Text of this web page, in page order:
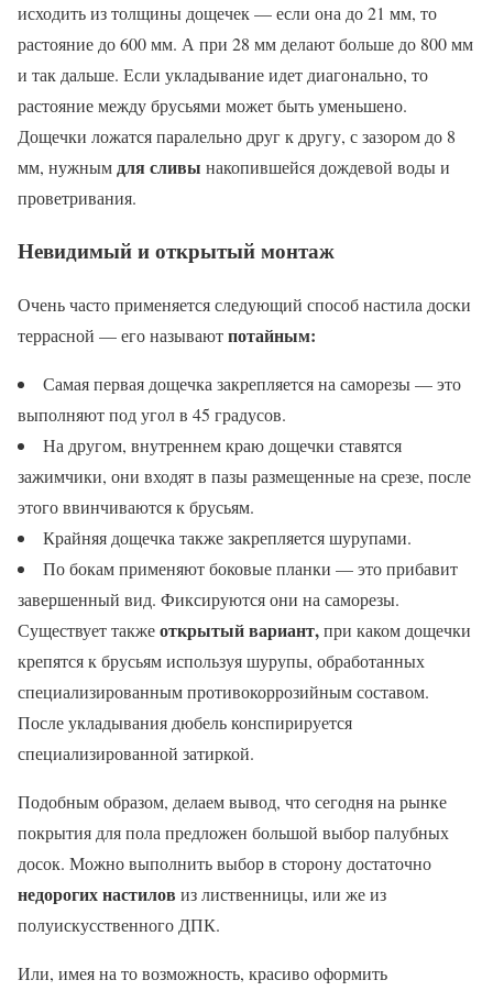
исходить из толщины дощечек — если она до 21 мм, то
растояние до 600 мм. А при 28 мм делают больше до 800 мм
и так дальше. Если укладывание идет диагонально, то
растояние между брусьями может быть уменьшено.
Дощечки ложатся паралельно друг к другу, с зазором до 8
мм, нужнымдля сливы накопившейся дождевой воды и
проветривания.
Невидимый и открытый монтаж
Очень часто применяется следующий способ настила доски
террасной — его называютпотайным:
Самая первая дощечка закрепляется на саморезы — это
выполняют под угол в 45 градусов.
На другом, внутреннем краю дощечки ставятся
зажимчики, они входят в пазы размещенные на срезе, после
этого ввинчиваются к брусьям.
Крайняя дощечка также закрепляется шурупами.
По бокам применяют боковые планки — это прибавит
завершенный вид. Фиксируются они на саморезы.
Существует такжеоткрытый вариант,при каком дощечки
крепятся к брусьям используя шурупы, обработанных
специализированным противокоррозийным составом.
После укладывания дюбель конспирируется
специализированной затиркой.
Подобным образом, делаем вывод, что сегодня на рынке
покрытия для пола предложен большой выбор палубных
досок. Можно выполнить выбор в сторону достаточно
недорогих настилов из лиственницы, или же из
полуискусственного ДПК.
Или, имея на то возможность, красиво оформить